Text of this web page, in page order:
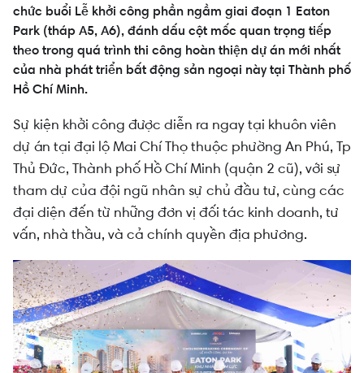
chức buổi Lễ khởi công phần ngầm giai đoạn 1 Eaton
Park (tháp A5, A6), đánh dấu cột mốc quan trọng tiếp
theo trong quá trình thi công hoàn thiện dự án mới nhất
của nhà phát triển bất động sản ngoại này tại Thành phố
Hồ Chí Minh.
Sự kiện khởi công được diễn ra ngay tại khuôn viên
dự án tại đại lộ Mai Chí Thọ thuộc phường An Phú, Tp
Thủ Đức, Thành phố Hồ Chí Minh (quận 2 cũ), với sự
tham dự của đội ngũ nhân sự chủ đầu tư, cùng các
đại diện đến từ những đơn vị đối tác kinh doanh, tư
vấn, nhà thầu, và cả chính quyền địa phương.